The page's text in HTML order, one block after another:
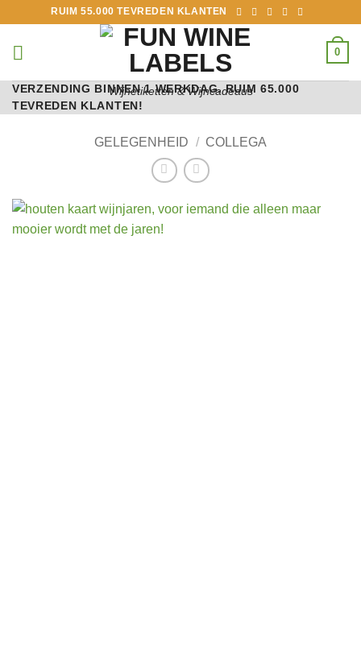
inhoud
RUIM 55.000 TEVREDEN KLANTEN
Wijnetiketten & Wijncadeaus
0
VERZENDING BINNEN 1 WERKDAG. RUIM 65.000
TEVREDEN KLANTEN!
GELEGENHEID / COLLEGA